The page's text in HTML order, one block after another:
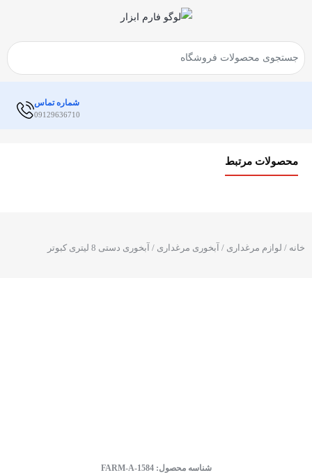
شماره تماس
09129636710
محصولات مرتبط
خانه / لوازم مرغداری / آبخوری مرغداری / آبخوری دستی 8 لیتری کبوتر
شناسه محصول:FARM-A-1584